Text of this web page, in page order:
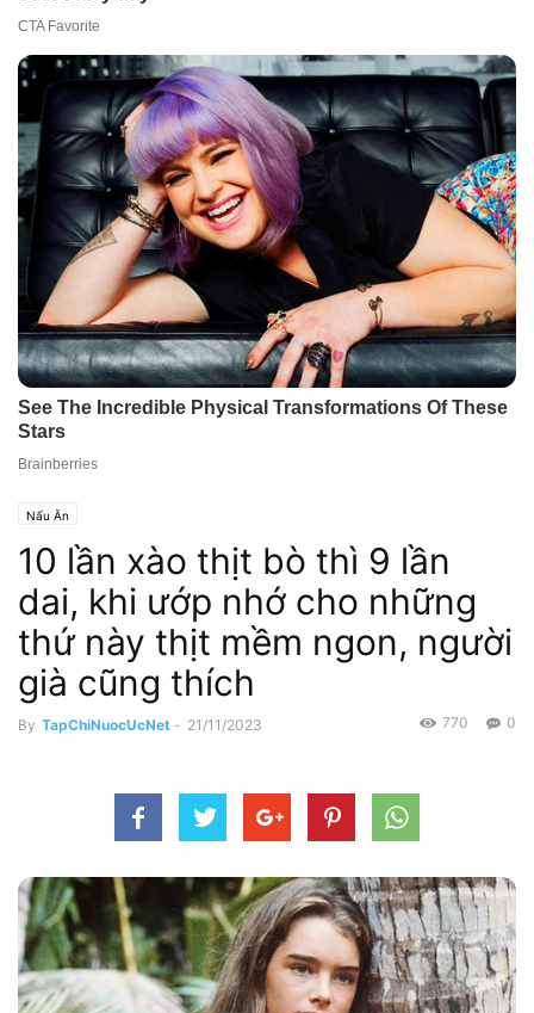
Nấu Ăn
10 lần xào thịt bò thì 9 lần
dai, khi ướp nhớ cho những
thứ này thịt mềm ngon, người
già cũng thích
By TapChiNuocUcNet - 21/11/2023 0
770